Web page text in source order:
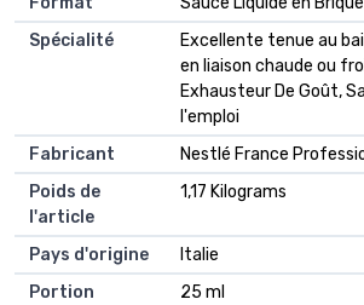
Spécialité
‎Excellente tenue au
en liaison chaude ou
Exhausteur De Goût,
l'emploi
Fabricant
‎Nestlé France
Poids de
l'article
‎1,17 Kilograms
Pays d'origine
‎Italie
Portion
‎25 ml